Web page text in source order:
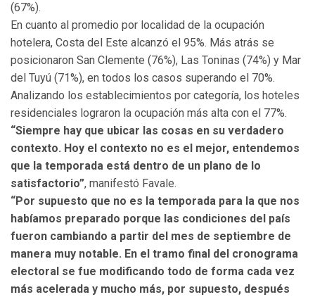
(67%).
En cuanto al promedio por localidad de la ocupación
hotelera, Costa del Este alcanzó el 95%. Más atrás se
posicionaron San Clemente (76%), Las Toninas (74%) y Mar
del Tuyú (71%), en todos los casos superando el 70%.
Analizando los establecimientos por categoría, los hoteles
residenciales lograron la ocupación más alta con el 77%.
“Siempre hay que ubicar las cosas en su verdadero
contexto. Hoy el contexto no es el mejor, entendemos
que la temporada está dentro de un plano de lo
satisfactorio”, manifestó Favale.
“Por supuesto que no es la temporada para la que nos
habíamos preparado porque las condiciones del país
fueron cambiando a partir del mes de septiembre de
manera muy notable. En el tramo final del cronograma
electoral se fue modificando todo de forma cada vez
más acelerada y mucho más, por supuesto, después